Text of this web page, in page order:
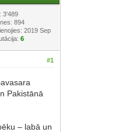
3'489
894
2019 Sep
6
#1
Pakistānā
– labā un